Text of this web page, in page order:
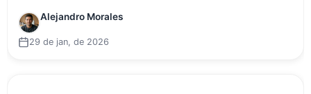
Alejandro Morales
29 de jan, de 2026